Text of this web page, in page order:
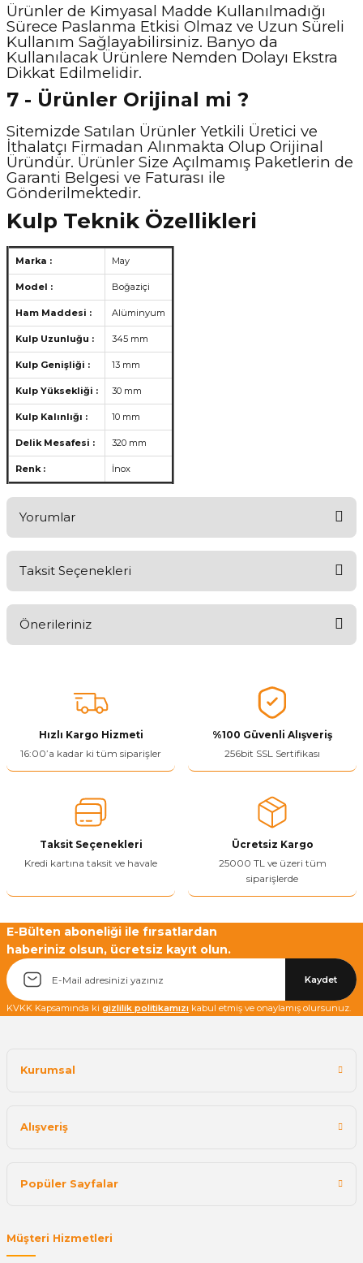
Ürünler de Kimyasal Madde Kullanılmadığı
Sürece Paslanma Etkisi Olmaz ve Uzun Süreli
Kullanım Sağlayabilirsiniz. Banyo da
Kullanılacak Ürünlere Nemden Dolayı Ekstra
Dikkat Edilmelidir.
7 - Ürünler Orijinal mi ?
Sitemizde Satılan Ürünler Yetkili Üretici ve
İthalatçı Firmadan Alınmakta Olup Orijinal
Üründür. Ürünler Size Açılmamış Paketlerin de
Garanti Belgesi ve Faturası ile
Gönderilmektedir.
Kulp Teknik Özellikleri
Marka : May
Model : Boğaziçi
Ham Maddesi : Alüminyum
Kulp Uzunluğu : 345 mm
Kulp Genişliği : 13 mm
Kulp Yüksekliği : 30 mm
Kulp Kalınlığı : 10 mm
Delik Mesafesi : 320 mm
Renk : İnox
Yorumlar
Taksit Seçenekleri
Önerileriniz
tarafımıza iletebilirsiniz.
Görüş ve önerileriniz için teşekkür ederiz.
Ürün resmi kalitesiz, bozuk veya görüntülenemiyor.
Ürün bilgilerinde hatalar bulunuyor.
Ürün fiyatı diğer sitelerden daha pahalı.
Bu ürüne benzer farklı alternatifler olmalı.
Yetkiliye Gönder
Hızlı Kargo Hizmeti
16:00’a kadar ki tüm siparişler
%100 Güvenli Alışveriş
256bit SSL Sertifikası
Taksit Seçenekleri
Kredi kartına taksit ve havale
Ücretsiz Kargo
25000 TL ve üzeri tüm
siparişlerde
E-Bülten aboneliği ile fırsatlardan
haberiniz olsun, ücretsiz kayıt olun.
Kaydet
KVKK Kapsamında ki gizlilik politikamızı kabul etmiş ve onaylamış olursunuz.
Kurumsal
Alışveriş
Popüler Sayfalar
Müşteri Hizmetleri